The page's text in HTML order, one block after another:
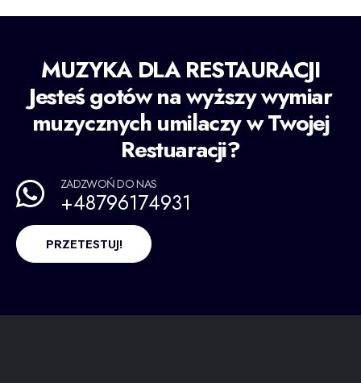
MUZYKA DLA RESTAURACJI
Jesteś gotów na wyższy wymiar
muzycznych umilaczy w Twojej
Restuaracji?
ZADZWOŃ DO NAS
+48796174931
PRZETESTUJ!